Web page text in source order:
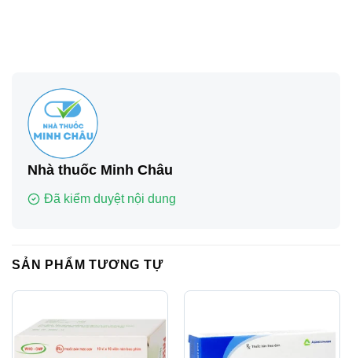
Nhà thuốc Minh Châu
Đã kiểm duyệt nội dung
SẢN PHẨM TƯƠNG TỰ